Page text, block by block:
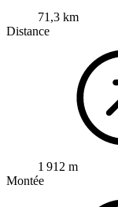
71,3 km
Distance
1 912 m
Montée